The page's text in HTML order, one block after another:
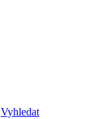
Vyhledat